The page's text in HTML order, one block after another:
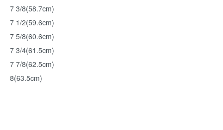
7 3/8(58.7cm)
7 1/2(59.6cm)
7 5/8(60.6cm)
7 3/4(61.5cm)
7 7/8(62.5cm)
8(63.5cm)